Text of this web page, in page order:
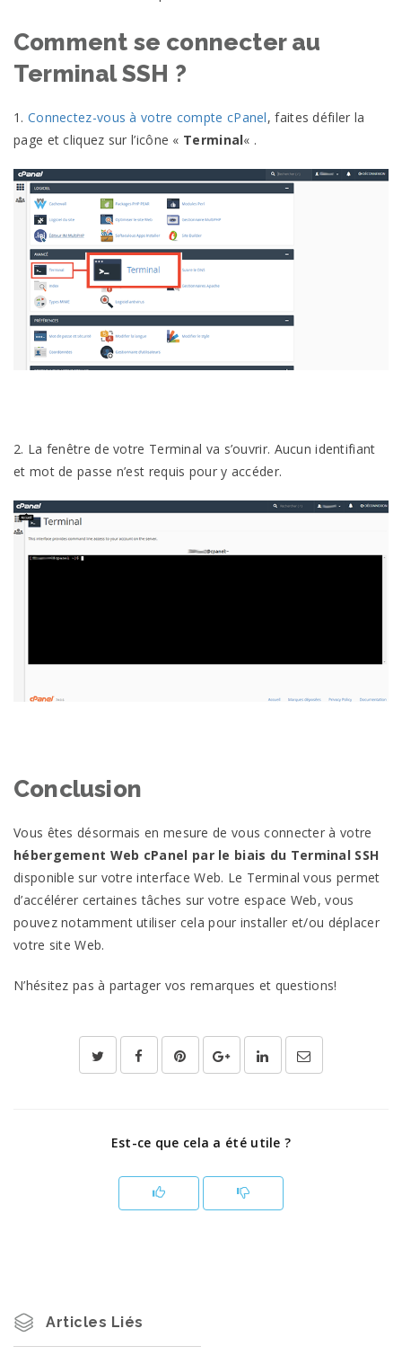
Comment se connecter au
Terminal SSH ?
1. Connectez-vous à votre compte cPanel, faites défiler la
page et cliquez sur l’icône « Terminal« .
2. La fenêtre de votre Terminal va s’ouvrir. Aucun identifiant
et mot de passe n’est requis pour y accéder.
Conclusion
Vous êtes désormais en mesure de vous connecter à votre
hébergement Web cPanel par le biais du Terminal SSH
disponible sur votre interface Web. Le Terminal vous permet
d’accélérer certaines tâches sur votre espace Web, vous
pouvez notamment utiliser cela pour installer et/ou déplacer
votre site Web.
N’hésitez pas à partager vos remarques et questions!
Est-ce que cela a été utile ?
Articles Liés